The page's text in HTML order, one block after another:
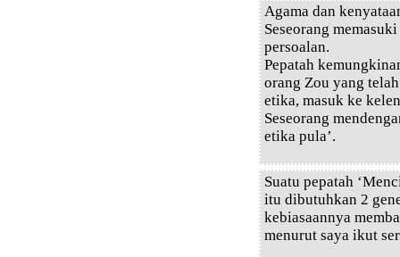
Agama dan
Seseorang
persoalan.
Pepatah
orang Zou yang
etika, masuk ke
Seseorang
etika pula’.
Suatu pepatah
itu dibutuhkan 2
kebiasaannya
menurut saya ikut